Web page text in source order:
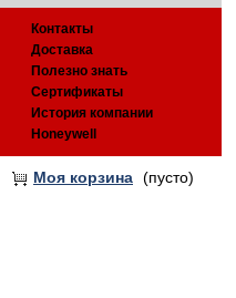
Контакты
Доставка
Полезно знать
Сертификаты
История компании
Honeywell
Моя корзина (пусто)